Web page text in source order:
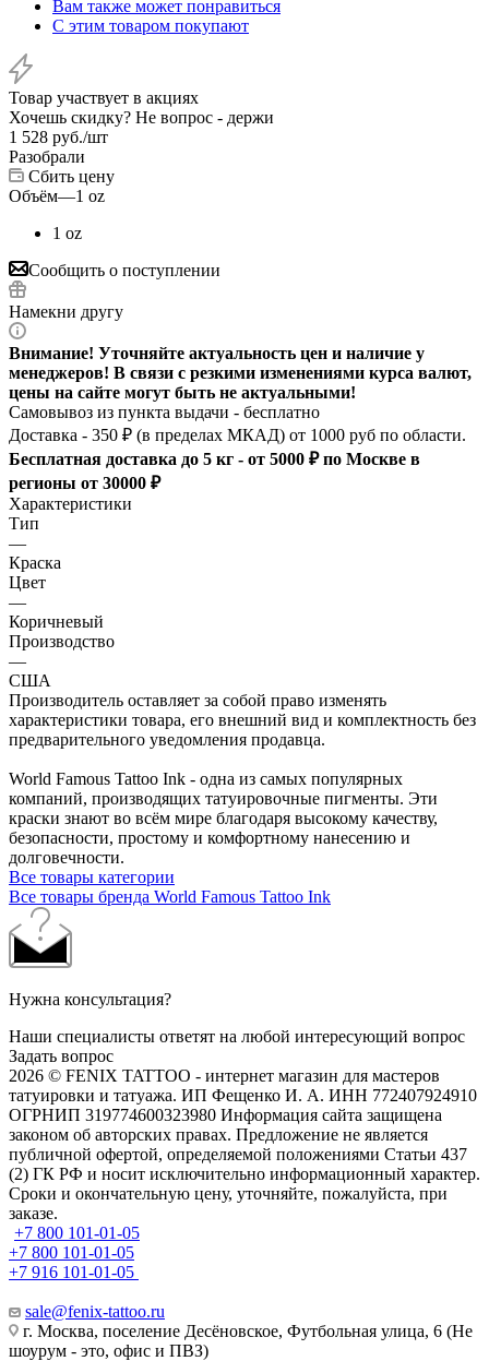
Вам также может понравиться
С этим товаром покупают
Товар участвует в акциях
Хочешь скидку? Не вопрос - держи
1 528 руб./шт
Разобрали
Сбить цену
Объём—1 oz
1 oz
Сообщить о поступлении
Намекни другу
Внимание! Уточняйте актуальность цен и наличие у
менеджеров! В связи с резкими изменениями курса валют,
цены на сайте могут быть не актуальными!
Самовывоз из пункта выдачи - бесплатно
Доставка - 350 ₽ (в пределах МКАД) от 1000 руб по области.
Бесплатная доставка до 5 кг - от 5000 ₽ по Москве в
регионы от 30000 ₽
Характеристики
Тип
—
Краска
Цвет
—
Коричневый
Производство
—
США
Производитель оставляет за собой право изменять
характеристики товара, его внешний вид и комплектность без
предварительного уведомления продавца.
World Famous Tattoo Ink - одна из самых популярных
компаний, производящих татуировочные пигменты. Эти
краски знают во всём мире благодаря высокому качеству,
безопасности, простому и комфортному нанесению и
долговечности.
Все товары категории
Все товары бренда World Famous Tattoo Ink
Нужна консультация?
Наши специалисты ответят на любой интересующий вопрос
Задать вопрос
2026 © FENIX TATTOO - интернет магазин для мастеров
татуировки и татуажа. ИП Фещенко И. А. ИНН 772407924910
ОГРНИП 319774600323980 Информация сайта защищена
законом об авторских правах. Предложение не является
публичной офертой, определяемой положениями Статьи 437
(2) ГК РФ и носит исключительно информационный характер.
Сроки и окончательную цену, уточняйте, пожалуйста, при
заказе.
+7 800 101-01-05
+7 800 101-01-05
+7 916 101-01-05
sale@fenix-tattoo.ru
г. Москва, поселение Десёновское, Футбольная улица, 6 (Не
шоурум - это, офис и ПВЗ)